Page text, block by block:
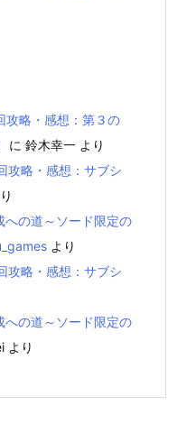
攻略・感想：第３の
に 鈴木幸一 より
攻略・感想：サブシ
の道～ソード限定の
より
攻略・感想：サブシ
の道～ソード限定の
より